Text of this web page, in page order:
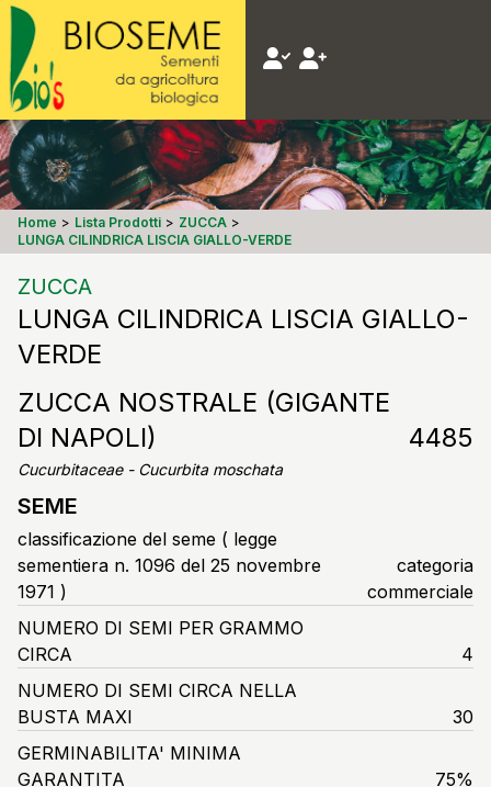
Home > Lista Prodotti > ZUCCA >
LUNGA CILINDRICA LISCIA GIALLO-VERDE
ZUCCA
LUNGA CILINDRICA LISCIA GIALLO-
VERDE
ZUCCA NOSTRALE (GIGANTE
DI NAPOLI)
4485
Cucurbitaceae - Cucurbita moschata
SEME
classificazione del seme ( legge
sementiera n. 1096 del 25 novembre
1971 )
categoria
commerciale
NUMERO DI SEMI PER GRAMMO
CIRCA
4
NUMERO DI SEMI CIRCA NELLA
BUSTA MAXI
30
GERMINABILITA' MINIMA
GARANTITA
75%